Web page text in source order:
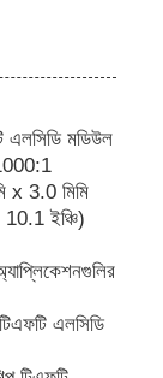
মডিউল
x 3.0 মিমি
10.1 ইঞ্চি)
এলসিডি